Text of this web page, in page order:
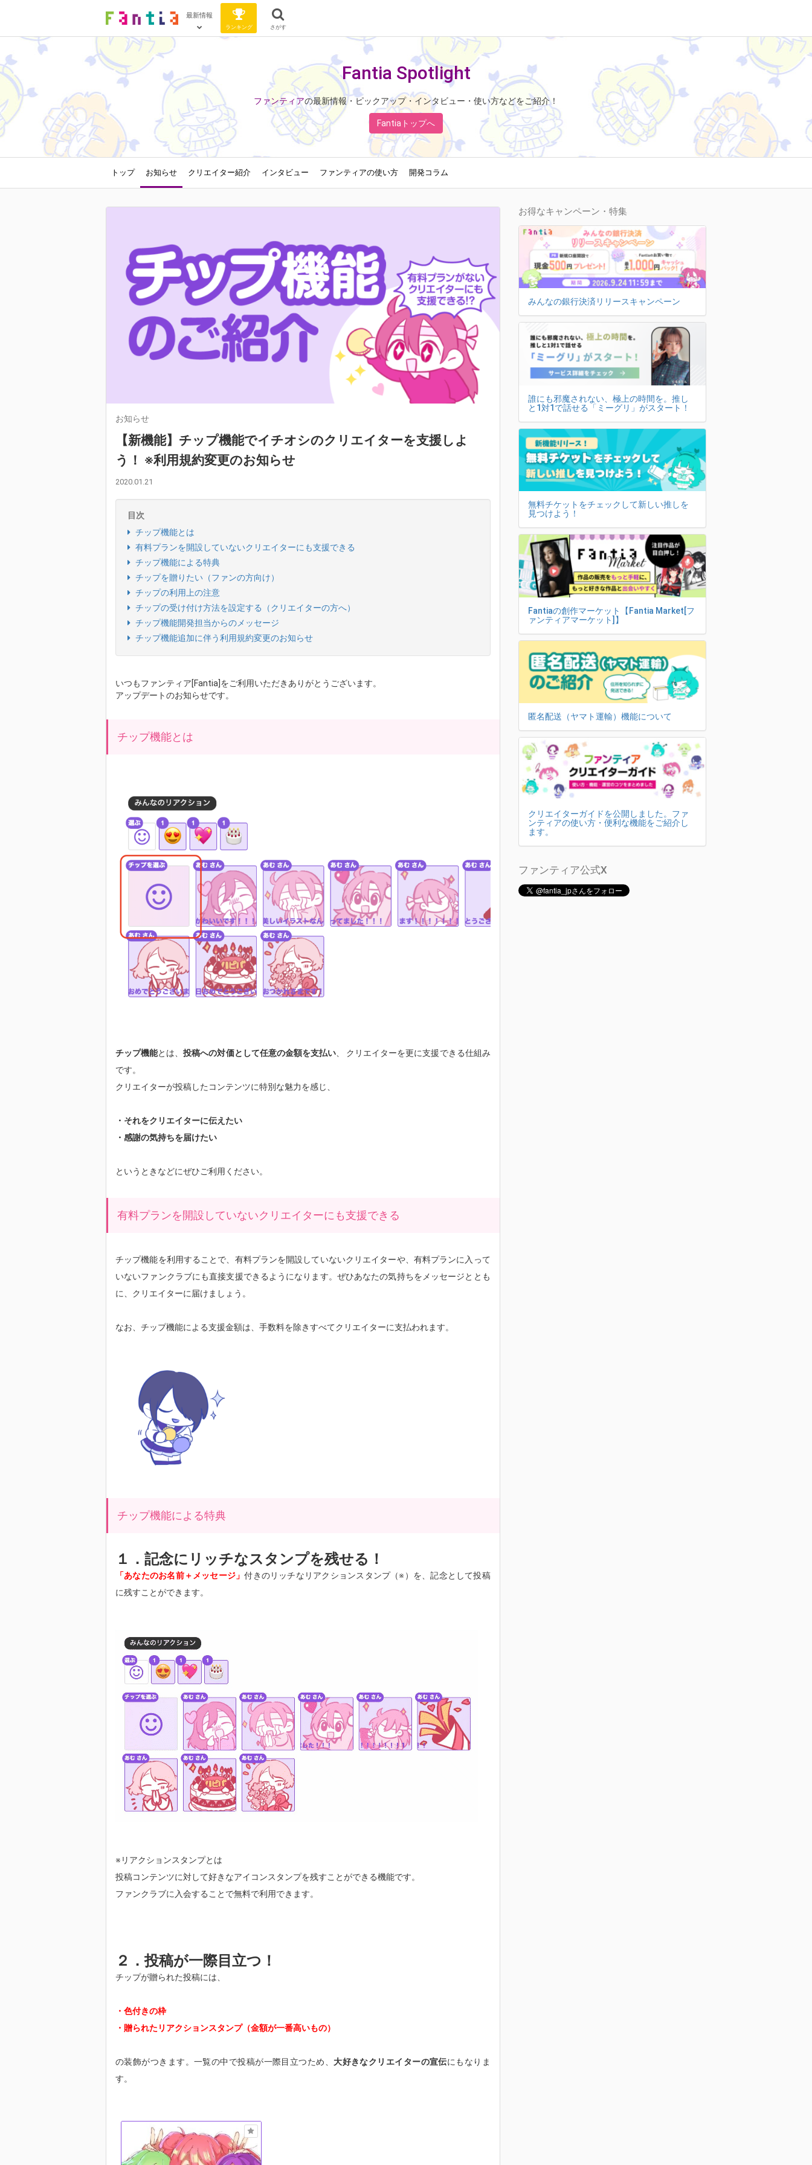
最新情報
ランキング さがす
Fantia Spotlight
ファンティアの最新情報・ピックアップ・インタビュー・使い方などをご紹介！
Fantiaトップへ
トップ お知らせ クリエイター紹介 インタビュー ファンティアの使い方 開発コラム
お知らせ
【新機能】チップ機能でイチオシのクリエイターを支援しよ
う！ ※利用規約変更のお知らせ
2020.01.21
目次
チップ機能とは
有料プランを開設していないクリエイターにも支援できる
チップ機能による特典
チップを贈りたい（ファンの方向け）
チップの利用上の注意
チップの受け付け方法を設定する（クリエイターの方へ）
チップ機能開発担当からのメッセージ
チップ機能追加に伴う利用規約変更のお知らせ
いつもファンティア[Fantia]をご利用いただきありがとうございます。
アップデートのお知らせです。
チップ機能とは
チップ機能とは、投稿への対価として任意の金額を支払い 、 クリエイターを更に支援できる仕組み
です。
クリエイターが投稿したコンテンツに特別な魅力を感じ、
・それをクリエイターに伝えたい
・感謝の気持ちを届けたい
というときなどにぜひご利用ください。
有料プランを開設していないクリエイターにも支援できる
チップ機能を利用することで、有料プランを開設していないクリエイターや、有料プランに入って
いないファンクラブにも直接支援できるようになります。ぜひあなたの気持ちをメッセージととも
に、クリエイターに届けましょう。
なお、チップ機能による支援金額は、手数料を除きすべてクリエイターに支払われます。
チップ機能による特典
１．記念にリッチなスタンプを残せる！
「あなたのお名前＋メッセージ」付きのリッチなリアクションスタンプ（※）を、記念として投稿
に残すことができます。
※リアクションスタンプとは
投稿コンテンツに対して好きなアイコンスタンプを残すことができる機能です。
ファンクラブに入会することで無料で利用できます。
２．投稿が一際目立つ！
チップが贈られた投稿には、
・色付きの枠
・贈られたリアクションスタンプ（金額が一番高いもの）
の装飾がつきます。一覧の中で投稿が一際目立つため、 大好きなクリエイターの宣伝にもなりま
す。
お得なキャンペーン・特集
みんなの銀行決済リリースキャンペーン
誰にも邪魔されない、極上の時間を。推し
と1対1で話せる「ミーグリ」がスタート！
無料チケットをチェックして新しい推しを
見つけよう！
Fantiaの創作マーケット【Fantia Market[フ
ァンティアマーケット]】
匿名配送（ヤマト運輸）機能について
クリエイターガイドを公開しました。ファ
ンティアの使い方・便利な機能をご紹介し
ます。
ファンティア公式X